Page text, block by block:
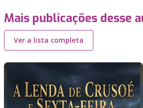
Mais publicações desse
Ver a lista completa